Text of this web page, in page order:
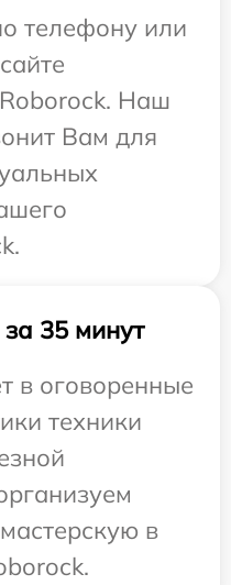
телефону или
Наш
Вам для
35 минут
в оговоренные
техники
в